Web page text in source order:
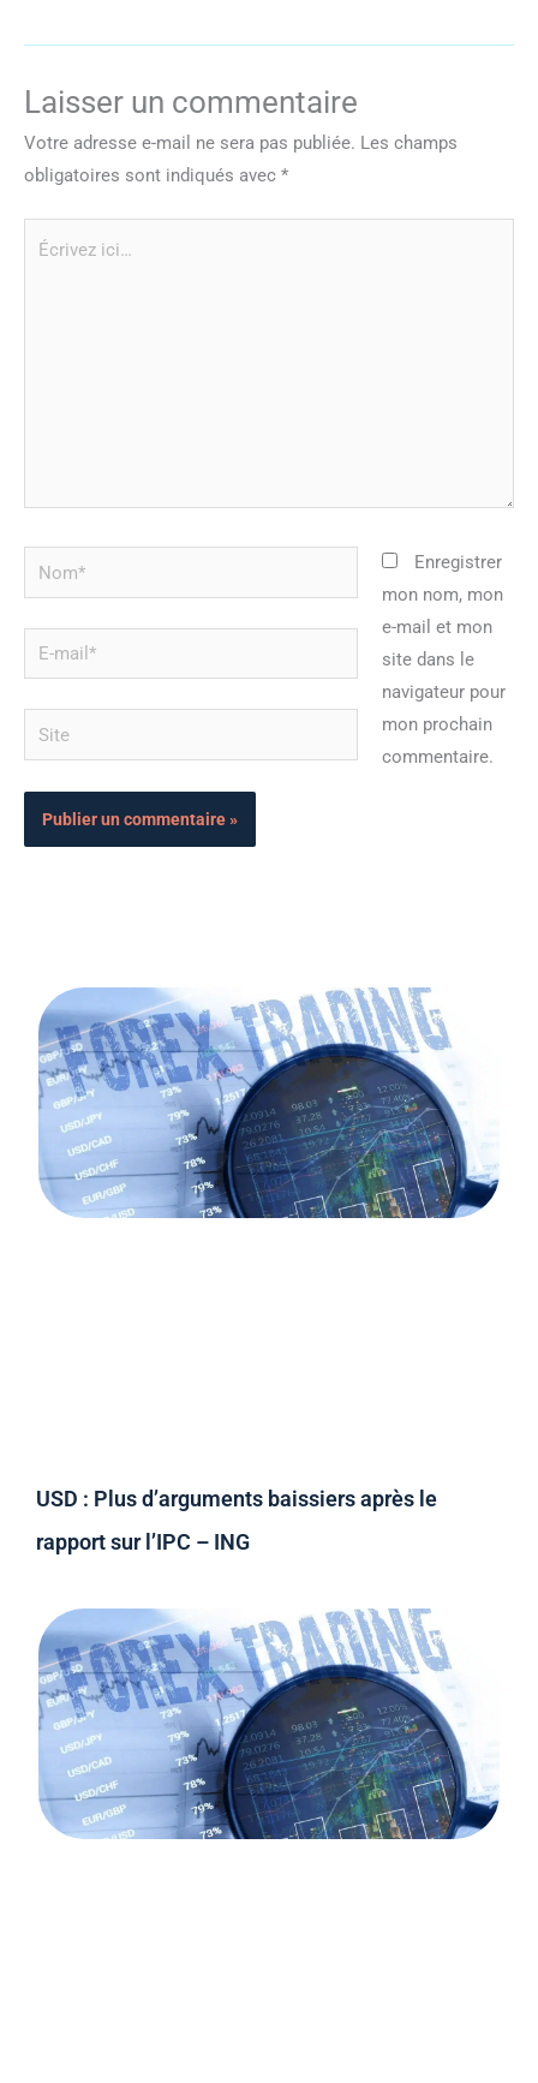
Laisser un commentaire
Votre adresse e-mail ne sera pas publiée. Les champs
obligatoires sont indiqués avec *
Nom*
mail*
Site
Enregistrer
mon nom, mon
e-mail et mon
site dans le
navigateur pour
mon prochain
commentaire.
USD : Plus d’arguments baissiers après le
rapport sur l’IPC – ING